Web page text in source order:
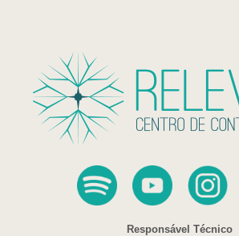
Responsável Técnico